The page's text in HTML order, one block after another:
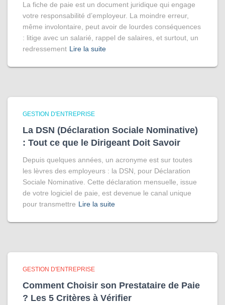
La fiche de paie est un document juridique qui engage
votre responsabilité d’employeur. La moindre erreur,
même involontaire, peut avoir de lourdes conséquences
: litige avec un salarié, rappel de salaires, et surtout, un
redressement Lire la suite
GESTION D'ENTREPRISE
La DSN (Déclaration Sociale Nominative)
: Tout ce que le Dirigeant Doit Savoir
Depuis quelques années, un acronyme est sur toutes
les lèvres des employeurs : la DSN, pour Déclaration
Sociale Nominative. Cette déclaration mensuelle, issue
de votre logiciel de paie, est devenue le canal unique
pour transmettre Lire la suite
GESTION D'ENTREPRISE
Comment Choisir son Prestataire de Paie
? Les 5 Critères à Vérifier